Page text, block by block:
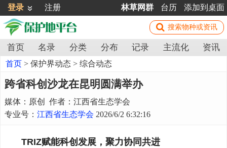
登录 注册 林草网群 台历 添加到桌面
首页 名录 分类 分布 记录 主流化 资讯
首页 > 保护界动态 > 综合动态
跨省科创沙龙在昆明圆满举办
媒体：原创 作者：江西省生态学会
专业号： 江西省生态学会 2026/6/2 6:32:16
TRIZ赋能科创发展，聚力协同共进